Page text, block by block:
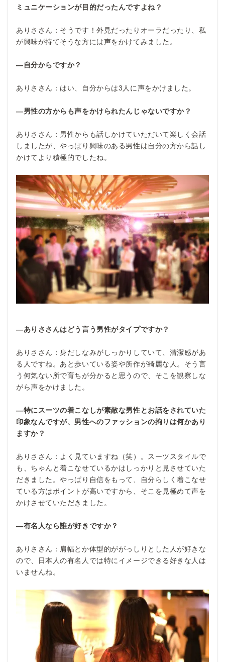
ミュニケーションが目的だったんですよね？
ありささん：そうです！外見だったりオーラだったり、私
が興味が持てそうな方には声をかけてみました。
―自分からですか？
ありささん：はい、自分からは3人に声をかけました。
―男性の方からも声をかけられたんじゃないですか？
ありささん：男性からも話しかけていただいて楽しく会話
しましたが、やっぱり興味のある男性は自分の方から話し
かけてより積極的でしたね。
―ありささんはどう言う男性がタイプですか？
ありささん：身だしなみがしっかりしていて、清潔感があ
る人ですね。あと歩いている姿や所作が綺麗な人。そう言
う何気ない所で育ちが分かると思うので、そこを観察しな
がら声をかけました。
―特にスーツの着こなしが素敵な男性とお話をされていた
印象なんですが、男性へのファッションの拘りは何かあり
ますか？
ありささん：よく見ていますね（笑）。スーツスタイルで
も、ちゃんと着こなせているかはしっかりと見させていた
だきました。やっぱり自信をもって、自分らしく着こなせ
ている方はポイントが高いですから、そこを見極めて声を
かけさせていただきました。
―有名人なら誰が好きですか？
ありささん：肩幅とか体型的ががっしりとした人が好きな
ので、日本人の有名人では特にイメージできる好きな人は
いませんね。